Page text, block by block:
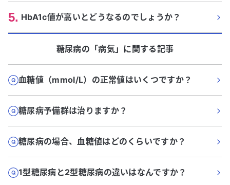
5. HbA1c値が高いとどうなるのでしょうか？
糖尿病の「病気」に関する記事
血糖値（mmol/L）の正常値はいくつですか？
糖尿病予備群は治りますか？
糖尿病の場合、血糖値はどのくらいですか？
1型糖尿病と2型糖尿病の違いはなんですか？